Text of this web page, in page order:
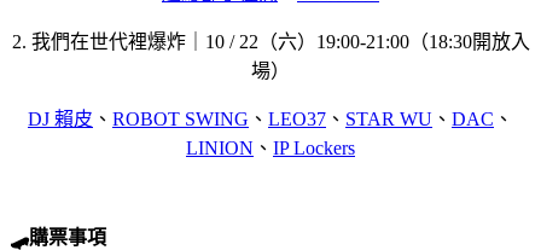
2. 我們在世代裡爆炸｜10 / 22（六）19:00-21:00（18:30開放入
場）
DJ 賴皮 、 ROBOT SWING 、 LEO37 、 STAR WU 、 DAC 、
LINION 、 IP Lockers
🛹購票事項